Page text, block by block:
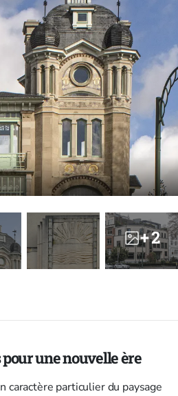
+ 2
une nouvelle ère
caractère particulier du paysage